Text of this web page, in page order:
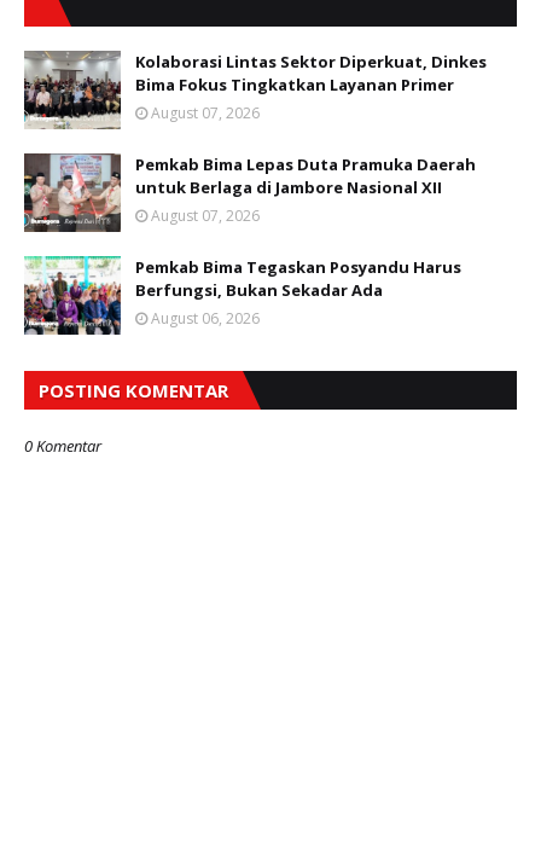
Kolaborasi Lintas Sektor Diperkuat, Dinkes
Bima Fokus Tingkatkan Layanan Primer
August 07, 2026
Pemkab Bima Lepas Duta Pramuka Daerah
untuk Berlaga di Jambore Nasional XII
August 07, 2026
Pemkab Bima Tegaskan Posyandu Harus
Berfungsi, Bukan Sekadar Ada
August 06, 2026
POSTING KOMENTAR
0 Komentar